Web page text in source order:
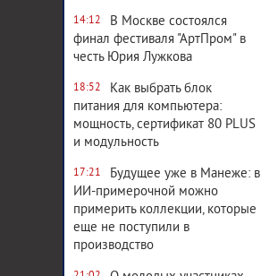
14:12
В Москве состоялся
финал фестиваля "АртПром" в
честь Юрия Лужкова
18:52
Как выбрать блок
питания для компьютера:
мощность, сертификат 80 PLUS
и модульность
17:21
Будущее уже в Манеже: в
ИИ-примерочной можно
примерить коллекции, которые
еще не поступили в
производство